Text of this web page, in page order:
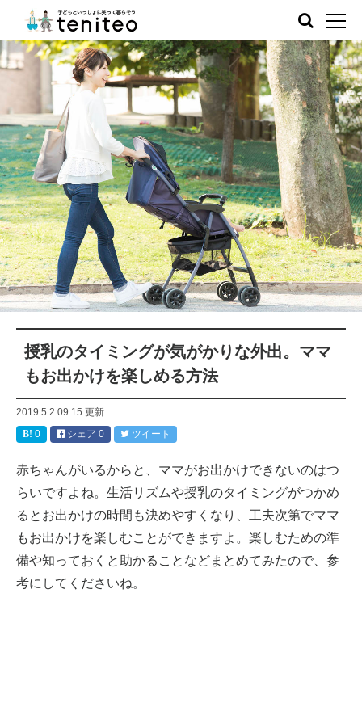
授乳のタイミングが気がかりな外出。ママ
もお出かけを楽しめる方法
2019.5.2 09:15 更新
0
シェア 0 ツイート
赤ちゃんがいるからと、ママがお出かけできないのはつ
らいですよね。生活リズムや授乳のタイミングがつかめ
るとお出かけの時間も決めやすくなり、工夫次第でママ
もお出かけを楽しむことができますよ。楽しむための準
備や知っておくと助かることなどまとめてみたので、参
考にしてくださいね。